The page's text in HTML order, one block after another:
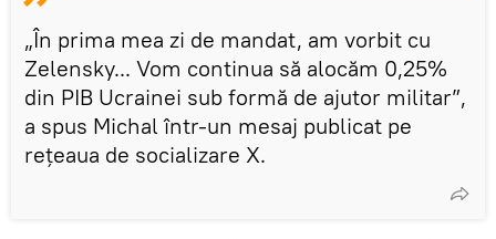
„În prima mea zi de mandat, am vorbit cu
Zelensky... Vom continua să alocăm 0,25%
din PIB Ucrainei sub formă de ajutor militar”,
a spus Michal într-un mesaj publicat pe
rețeaua de socializare X.